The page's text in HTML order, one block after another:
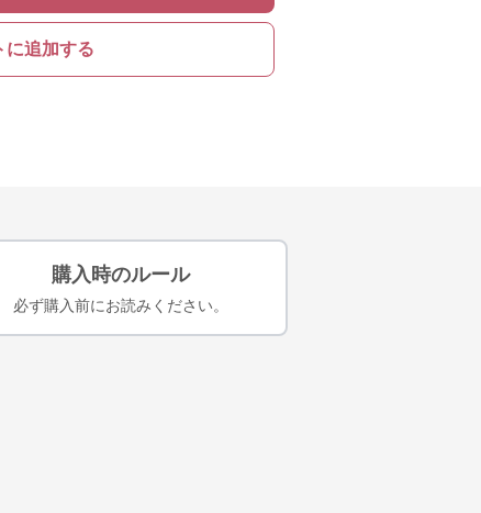
に追加する
購入時のルール
必ず購入前にお読みください。